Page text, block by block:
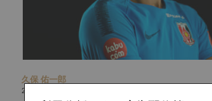
久保 佑一郎
2019.09.18